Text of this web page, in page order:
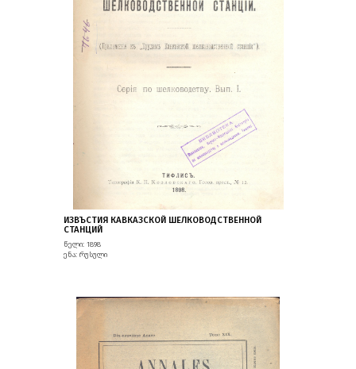
ИЗВЪСТИЯ КАВКАЗСКОЙ ШЕЛКОВОДСТВЕННОЙ
СТАНЦИЙ
წელი: 1898
ენა: რუსული